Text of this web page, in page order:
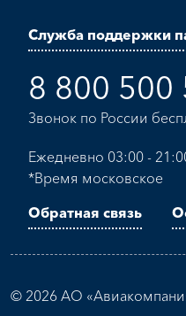
Служба поддержки
8 800 500
Звонок по России
Ежедневно 03:00 -
*Время московское
Обратная связь
© 2026 АО